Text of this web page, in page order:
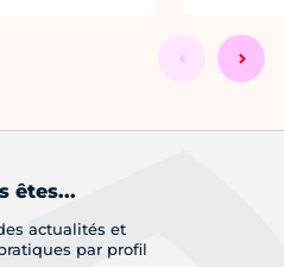
êtes...
actualités et
par profil